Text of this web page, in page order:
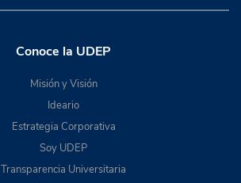
Conoce la UDEP
Misión y Visión
Ideario
Estrategia Corporativa
Soy UDEP
Transparencia Universitaria